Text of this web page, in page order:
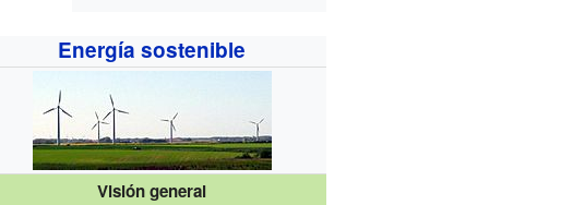
Energía sostenible
Visión general